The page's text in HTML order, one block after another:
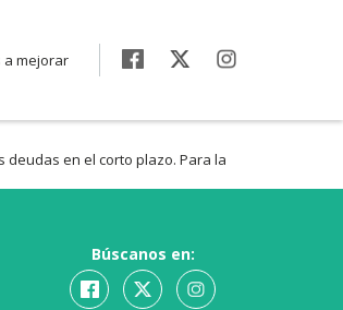
a mejorar
deudas en el corto plazo. Para la
Búscanos en: